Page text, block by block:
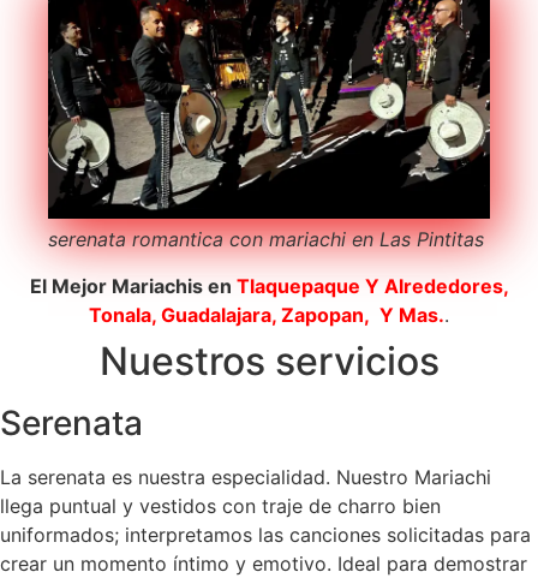
serenata romantica con mariachi en Las Pintitas
El Mejor Mariachis en Tlaquepaque Y Alrededores,
Tonala, Guadalajara, Zapopan, Y Mas..
Nuestros servicios
Serenata
La serenata es nuestra especialidad. Nuestro Mariachi
llega puntual y vestidos con traje de charro bien
uniformados; interpretamos las canciones solicitadas para
crear un momento íntimo y emotivo. Ideal para demostrar